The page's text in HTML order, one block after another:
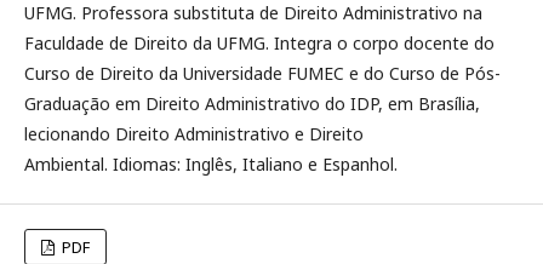
UFMG. Professora substituta de Direito Administrativo na
Faculdade de Direito da UFMG. Integra o corpo docente do
Curso de Direito da Universidade FUMEC e do Curso de Pós-
Graduação em Direito Administrativo do IDP, em Brasília,
lecionando Direito Administrativo e Direito
Ambiental. Idiomas: Inglês, Italiano e Espanhol.
PDF